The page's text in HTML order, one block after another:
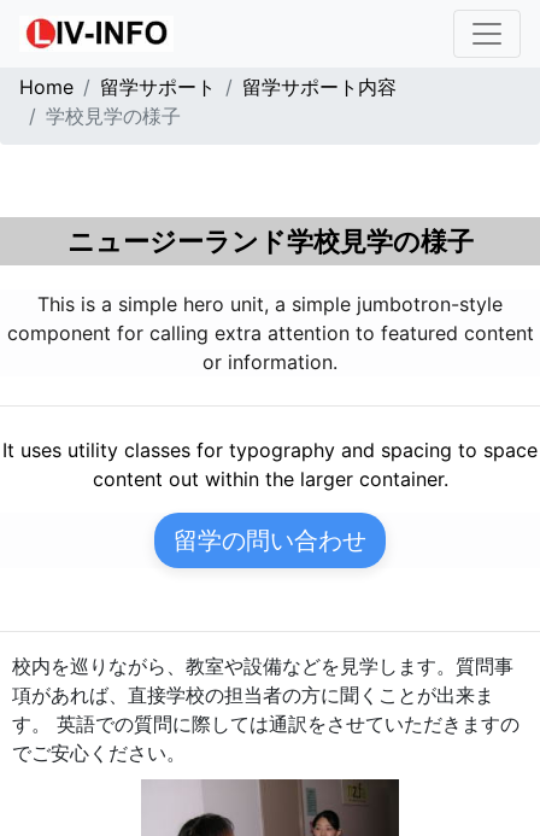
Home 留学サポート
留学サポート内容
学校見学の様子
ニュージーランド学校見学の様子
This is a simple hero unit, a simple jumbotron-style
component for calling extra attention to featured content
or information.
It uses utility classes for typography and spacing to space
content out within the larger container.
留学の問い合わせ
校内を巡りながら、教室や設備などを見学します。質問事
項があれば、直接学校の担当者の方に聞くことが出来ま
す。 英語での質問に際しては通訳をさせていただきますの
でご安心ください。